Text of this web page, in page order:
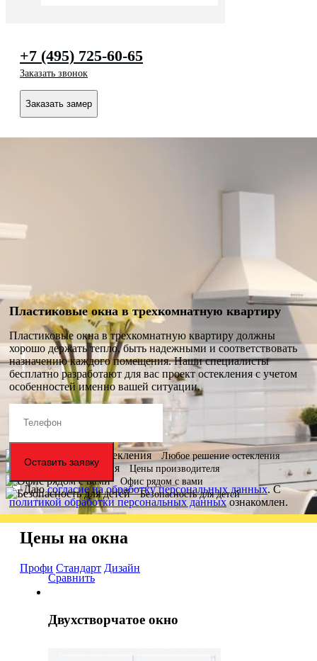
+7 (495) 725-60-65
Заказать звонок
Заказать замер
Пластиковые окна в трехкомнатную квартиру
Пластиковые окна в трехкомнатную квартиру должны
хорошо держать тепло, быть надежными и соответствовать
назначению каждого помещения. Наши специалисты
бесплатно разработают для вас проект остекления с учетом
особенностей именно вашей ситуации.
Оставить заявку
Даюсогласие на обработку персональных данных. С
политикой обработки персональных данных ознакомлен.
Любое решение остекления
Цены производителя
Офис рядом с вами
Безопасность для детей
Цены на окна
Профи Стандарт Дизайн
Сравнить
Двухстворчатое окно